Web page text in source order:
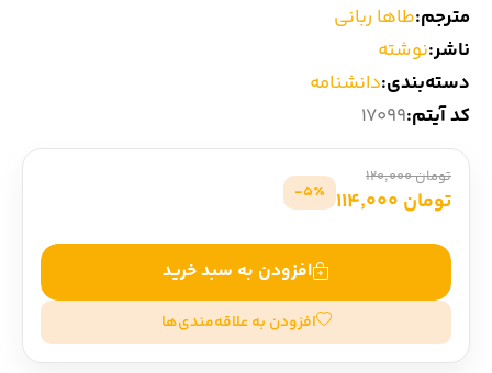
مترجم:طاها ربانی
ناشر:نوشته
دسته‌بندی:دانشنامه
کد آیتم:17099
تومان 120,000
تومان 114,000 5٪-
افزودن به سبد خرید
افزودن به علاقه‌مندی‌ها